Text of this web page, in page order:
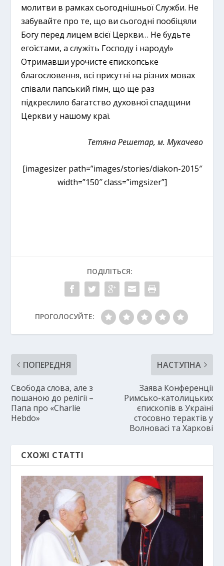
молитви в рамках сьогоднішньої Служби. Не
забувайте про те, що ви сьогодні пообіцяли
Богу перед лицем всієї Церкви… Не будьте
егоїстами, а служіть Господу і народу!»
Отримавши урочисте єпископське
благословення, всі присутні на різних мовах
співали папський гімн, що ще раз
підкреслило багатство духовної спадщини
Церкви у нашому краї.
Тетяна Решетар, м. Мукачево
[imagesizer path=”images/stories/diakon-2015″
width=”150″ class=”imgsizer”]
ПОДІЛІТЬСЯ:
ПРОГОЛОСУЙТЕ:
ПОПЕРЕДНЯ
Свобода слова, але з
пошаною до релігії –
Папа про «Charlie
Hebdo»
НАСТУПНА
Заява Конференції
Римсько-католицьких
єпископів в Україні
стосовно терактів у
Волновасі та Харкові
СХОЖІ СТАТТІ